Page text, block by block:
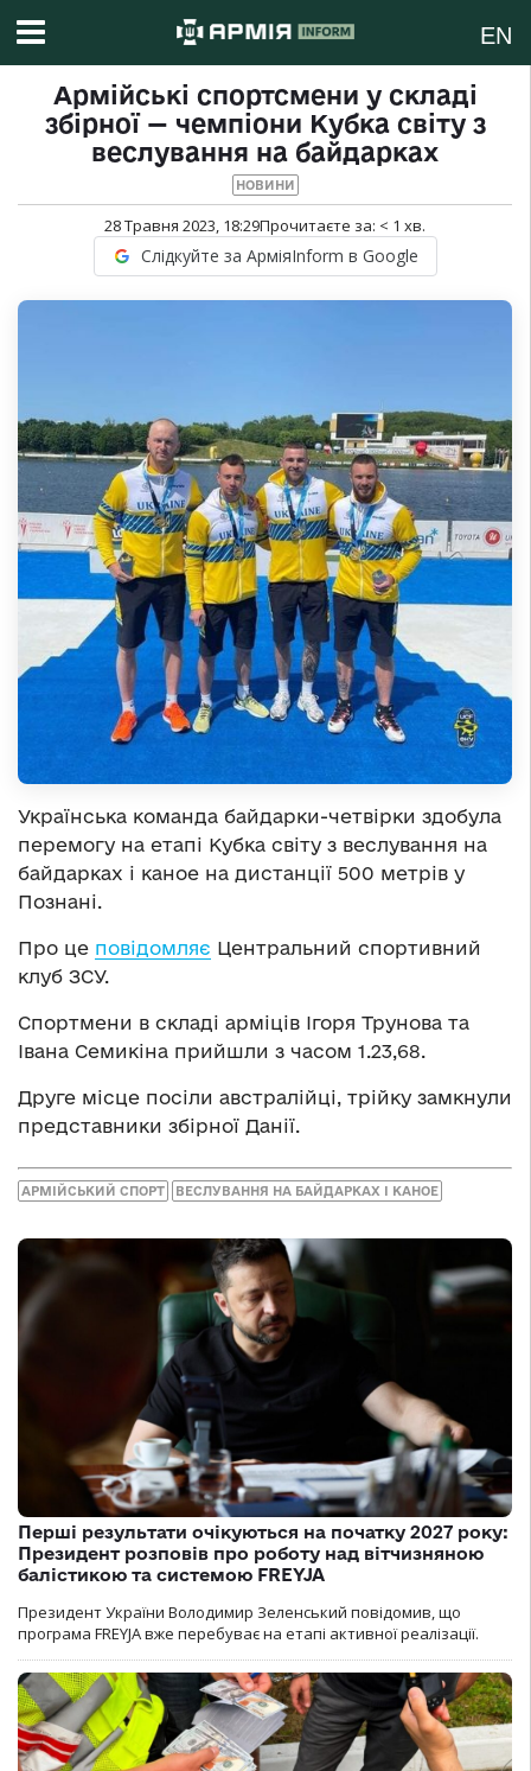
EN
Армійські спортсмени у складі
збірної — чемпіони Кубка світу з
веслування на байдарках
НОВИНИ
28 Травня 2023, 18:29Прочитаєте за: < 1 хв.
Слідкуйте за АрміяInform в Google
Українська команда байдарки-четвірки здобула
перемогу на етапі Кубка світу з веслування на
байдарках і каное на дистанції 500 метрів у
Познані.
Про це повідомляє Центральний спортивний
клуб ЗСУ.
Спортмени в складі арміців Ігоря Трунова та
Івана Семикіна прийшли з часом 1.23,68.
Друге місце посіли австралійці, трійку замкнули
представники збірної Данії.
АРМІЙСЬКИЙ СПОРТ ВЕСЛУВАННЯ НА БАЙДАРКАХ І КАНОЕ
Перші результати очікуються на початку 2027 року:
Президент розповів про роботу над вітчизняною
балістикою та системою FREYJA
Президент України Володимир Зеленський повідомив, що
програма FREYJA вже перебуває на етапі активної реалізації.